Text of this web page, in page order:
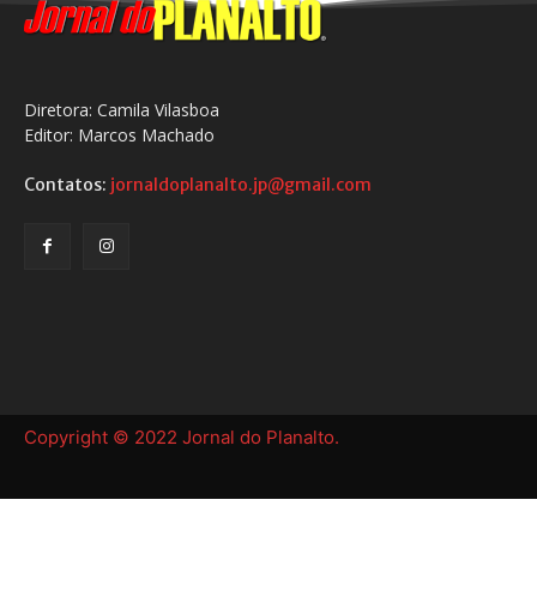
Diretora: Camila Vilasboa
Editor: Marcos Machado
Contatos: jornaldoplanalto.jp@gmail.com
Copyright © 2022 Jornal do Planalto.